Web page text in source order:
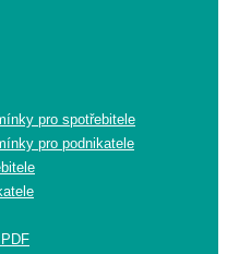
pro spotřebitele
pro podnikatele